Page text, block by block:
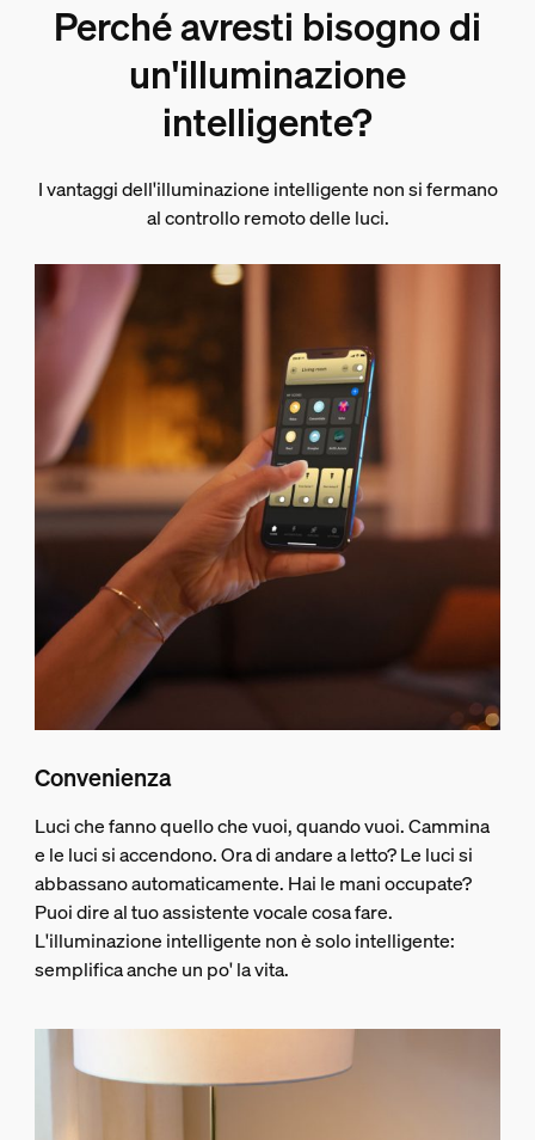
Perché avresti bisogno di
un'illuminazione
intelligente?
I vantaggi dell'illuminazione intelligente non si fermano
al controllo remoto delle luci.
Convenienza
Luci che fanno quello che vuoi, quando vuoi. Cammina
e le luci si accendono. Ora di andare a letto? Le luci si
abbassano automaticamente. Hai le mani occupate?
Puoi dire al tuo assistente vocale cosa fare.
L'illuminazione intelligente non è solo intelligente:
semplifica anche un po' la vita.